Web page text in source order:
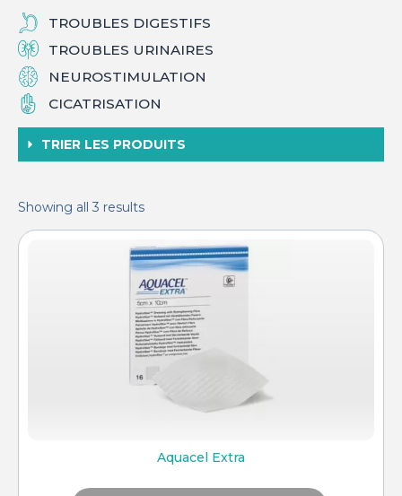
TROUBLES DIGESTIFS
TROUBLES URINAIRES
NEUROSTIMULATION
CICATRISATION
TRIER LES PRODUITS
Showing all 3 results
Aquacel Extra